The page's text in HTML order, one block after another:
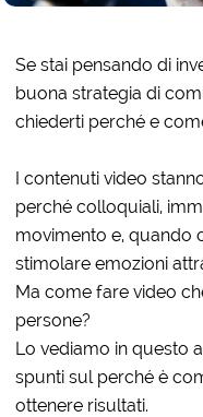
Se stai pensando di
buona strategia di
chiederti perché e
I contenuti video
perché colloquiali,
movimento e, quando
stimolare emozioni
Ma come fare video
persone?
Lo vediamo in questo
spunti sul perché è
ottenere risultati.